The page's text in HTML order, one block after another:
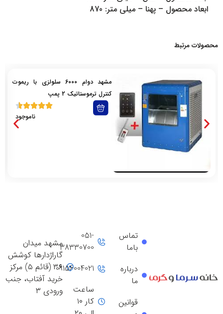
ابعاد محصول – پهنا – میلی متر: 870
محصولات مرتبط
مشهد دوام 6000 سلولزی با ریموت
کنترل ترموستاتیک 2 پمپ
ناموجود
مشهد میدان
گاراژدارها کوشش
۳۶ (قائم ۵) مرکز
خرید آفتاب، جنب
ورودی ۳
051-
38330700
09156004021
ساعت
کار ۱۰
تماس
باما
درباره
ما
قوانین